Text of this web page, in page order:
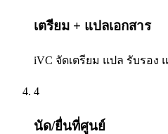
เตรียม + แปลเอกสาร
iVC จัดเตรียม แปล รับรอง
4
นัด/ยื่นที่ศูนย์